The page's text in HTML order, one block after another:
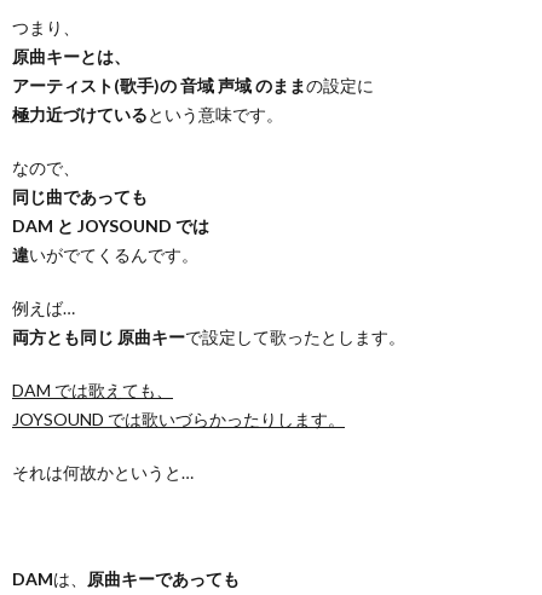
つまり、
原曲キーとは、
アーティスト(歌手)の 音域 声域 のままの設定に
極力近づけているという意味です。
なので、
同じ曲であっても
DAM と JOYSOUND では
違いがでてくるんです。
例えば…
両方とも同じ 原曲キーで設定して歌ったとします。
DAM では歌えても、
JOYSOUND では歌いづらかったりします。
それは何故かというと…
DAMは、 原曲キーであっても